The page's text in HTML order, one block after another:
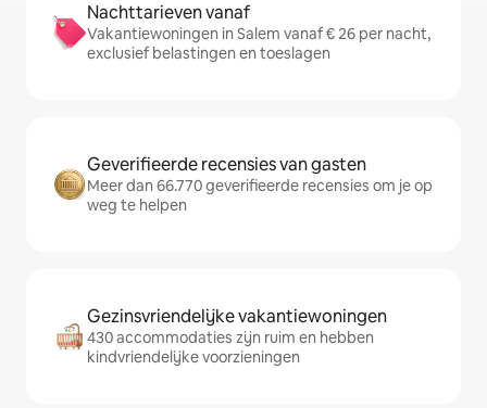
Nachttarieven vanaf
Vakantiewoningen in Salem vanaf € 26 per nacht,
exclusief belastingen en toeslagen
Geverifieerde recensies van gasten
Meer dan 66.770 geverifieerde recensies om je op
weg te helpen
Gezinsvriendelijke vakantiewoningen
430 accommodaties zijn ruim en hebben
kindvriendelijke voorzieningen